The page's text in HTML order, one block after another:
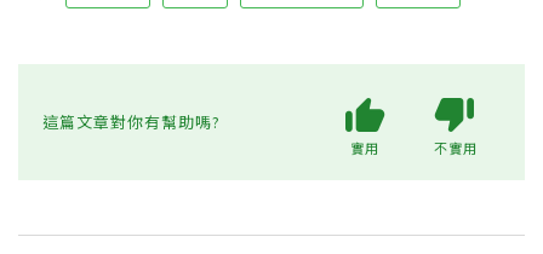
這篇文章對你有幫助嗎?
實用 不實用